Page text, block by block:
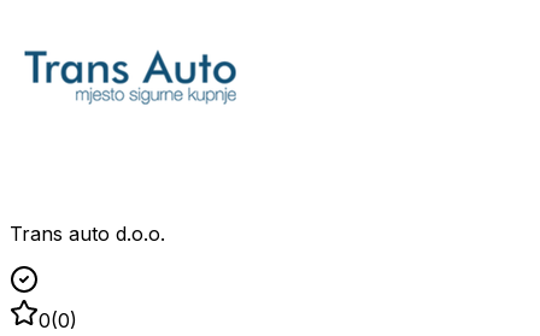
Trans auto d.o.o.
0(0)